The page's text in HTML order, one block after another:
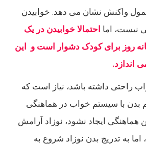
واکنش نشان می دهد. خوابیدن
نیست، اما
احتمالا خوابیدن در یک
روز برای کودک دشوار است و این
اندازد.
راحتی داشته باشد، نیاز است که
بدن با سیستم خواب در هماهنگی
هماهنگی ایجاد نشود، نوزاد آرامش
اما به تدریج بدن نوزاد شروع به